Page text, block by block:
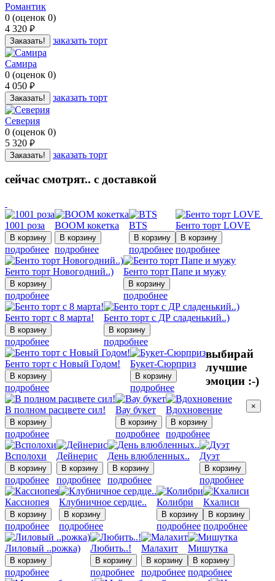
Романтик
0 (оценок 0)
4 320 руб.
Заказать! заказать торт
Самира
0 (оценок 0)
4 050 руб.
Заказать! заказать торт
Северия
0 (оценок 0)
5 320 руб.
Заказать! заказать торт
сейчас смотрят.. с доставкой
1001 роза
подробнее
BOOM кокетка
подробнее
BTS
подробнее
Бенто торт LOVE
подробнее
Бенто торт Новогодний..)
подробнее
Бенто торт Папе и мужу
подробнее
Бенто торт с 8 марта!
подробнее
Бенто торт с ДР сладенький..)
подробнее
Бенто торт с Новый Годом!
подробнее
Букет-Сюрприз
подробнее
В полном расцвете сил!
подробнее
Вау букет
подробнее
Вдохновение
подробнее
Всполохи
подробнее
Дейнерис
подробнее
День влюбленных..
подробнее
Дуэт
подробнее
Кассиопея
подробнее
Клубничное сердце..
подробнее
Колибри
подробнее
Кхалиси
подробнее
Лиловый ..рожка)
подробнее
Любить..!
подробнее
Малахит
подробнее
Мишутка
подробнее
выбирай
лучшие
эмоции :-)
×